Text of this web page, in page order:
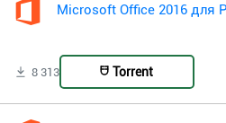
Microsoft Office 2016 для
8 313 Torrent